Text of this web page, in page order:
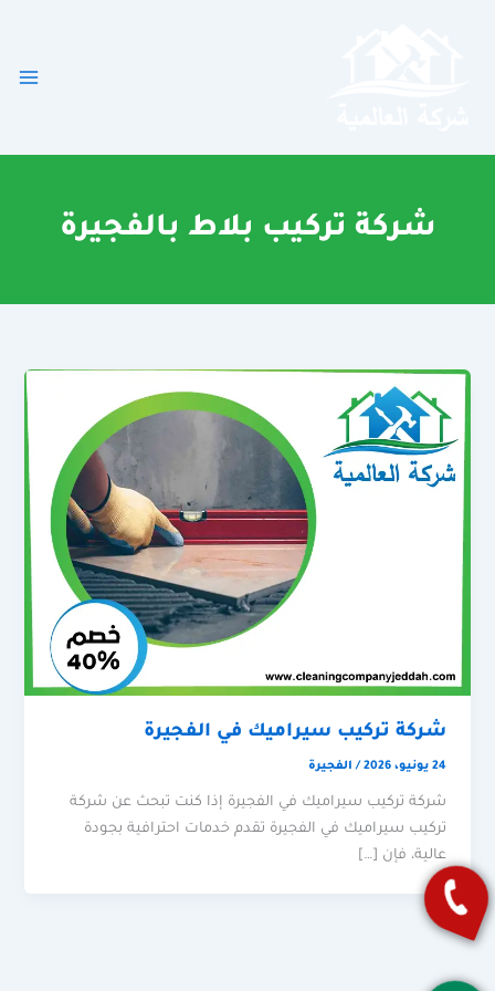
شركة تركيب بلاط بالفجيرة
شركة تركيب سيراميك في الفجيرة
24 يونيو، 2026 / الفجيرة
شركة تركيب سيراميك في الفجيرة إذا كنت تبحث عن شركة
تركيب سيراميك في الفجيرة تقدم خدمات احترافية بجودة
عالية، فإن […]